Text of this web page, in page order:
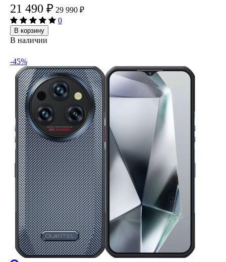
21 490 ₽ 29 990 ₽
0
В корзину
В наличии
-45%